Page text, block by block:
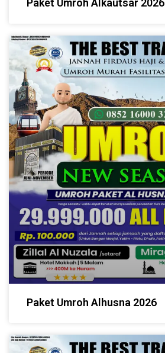
Paket Umroh Alkautsar 2026
Paket Umroh Alhusna 2026